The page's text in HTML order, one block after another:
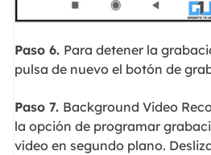
Paso 6. Para detener la
pulsa de nuevo el botón de
Paso 7. Background Video
la opción de programar
vídeo en segundo plano.